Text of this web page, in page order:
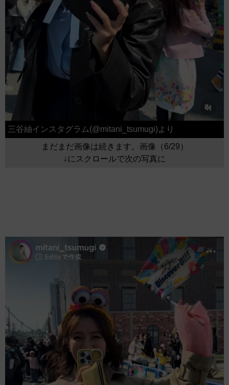
三谷紬インスタグラム(@mitani_tsumugi)より
まだまだ画像は続きます。画像（6/29）
↓にスクロールで次の写真に